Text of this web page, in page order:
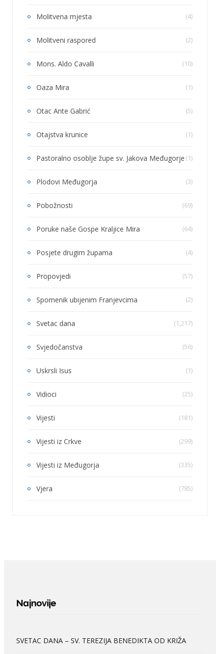
Molitvena mjesta (4)
Molitveni raspored (2)
Mons. Aldo Cavalli (10)
Oaza Mira (1)
Otac Ante Gabrić (5)
Otajstva krunice (1)
Pastoralno osoblje župe sv. Jakova Međugorje (1)
Plodovi Međugorja (3)
Pobožnosti (69)
Poruke naše Gospe Kraljice Mira (64)
Posjete drugim župama (4)
Propovjedi (57)
Spomenik ubijenim Franjevcima (2)
Svetac dana (1,217)
Svjedočanstva (56)
Uskrsli Isus (1)
Vidioci (25)
Vijesti (181)
Vijesti iz Crkve (299)
Vijesti iz Međugorja (335)
Vjera (785)
Najnovije
SVETAC DANA – SV. TEREZIJA BENEDIKTA OD KRIŽA